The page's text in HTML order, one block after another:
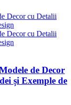
de Decor
și Exemple de